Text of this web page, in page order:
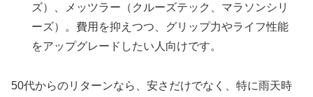
ズ）、メッツラー（クルーズテック、マラソンシリ
ーズ）。費用を抑えつつ、グリップ力やライフ性能
をアップグレードしたい人向けです。
50代からのリターンなら、安さだけでなく、特に雨天時